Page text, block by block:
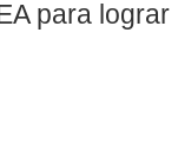
para lograr